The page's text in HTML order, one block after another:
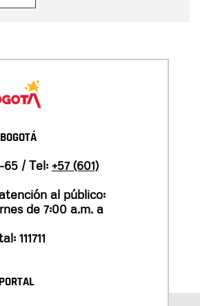
65 / Tel: +57 (601)
al público:
de 7:00 a.m. a
111711